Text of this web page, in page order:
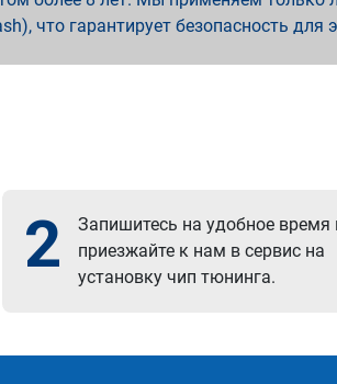
что гарантирует безопасность для
2
Запишитесь на удобное время
приезжайте к нам в сервис на
установку чип тюнинга.